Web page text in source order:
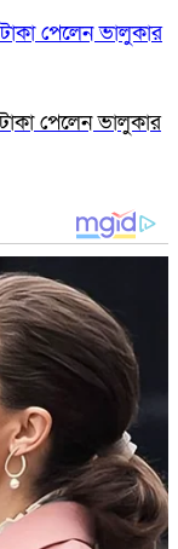
পেলেন ভালুকার